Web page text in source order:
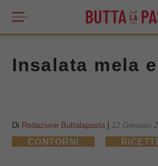
Insalata mela
Di Redazione Buttalapasta 12 Gennaio
CONTORNI